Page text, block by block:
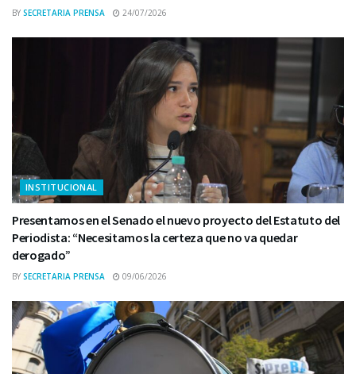
BY SECRETARIA PRENSA 24/07/2026
INSTITUCIONAL
Presentamos en el Senado el nuevo proyecto del Estatuto del
Periodista: “Necesitamos la certeza que no va quedar
derogado”
BY SECRETARIA PRENSA 09/06/2026